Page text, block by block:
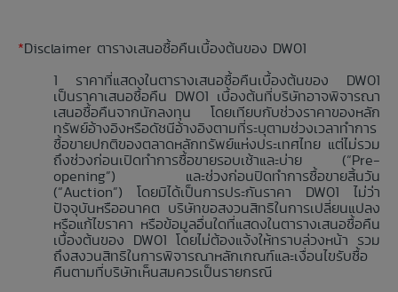
*Disclaimer ตารางเสนอซื้อคืนเบื้องต้นของ DW01
ราคาที่แสดงในตารางเสนอซื้อคืนเบื้องต้นของ DW01
เป็นราคาเสนอซื้อคืน DW01 เบื้องต้นที่บริษัทอาจพิจารณา
เสนอซื้อคืนจากนักลงทุน โดยเทียบกับช่วงราคาของหลัก
ทรัพย์อ้างอิงหรือดัชนีอ้างอิงตามที่ระบุตามช่วงเวลาทำการ
ซื้อขายปกติของตลาดหลักทรัพย์แห่งประเทศไทย แต่ไม่รวม
ถึงช่วงก่อนเปิดทำการซื้อขายรอบเช้าและบ่าย (“Pre-
opening”) และช่วงก่อนปิดทำการซื้อขายสิ้นวัน
(“Auction”) โดยมิได้เป็นการประกันราคา DW01 ไม่ว่า
ปัจจุบันหรืออนาคต บริษัทขอสงวนสิทธิในการเปลี่ยนแปลง
หรือแก้ไขราคา หรือข้อมูลอื่นใดที่แสดงในตารางเสนอซื้อคืน
เบื้องต้นของ DW01 โดยไม่ต้องแจ้งให้ทราบล่วงหน้า รวม
ถึงสงวนสิทธิในการพิจารณาหลักเกณฑ์และเงื่อนไขรับซื้อ
คืนตามที่บริษัทเห็นสมควรเป็นรายกรณี